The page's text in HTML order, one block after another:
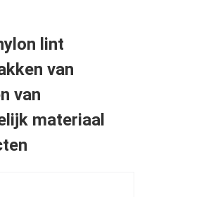
lint
van
van
materiaal